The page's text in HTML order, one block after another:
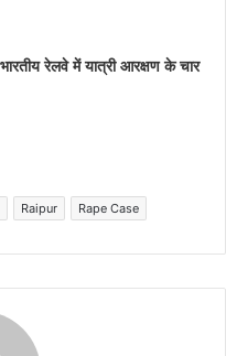
रेलवे में यात्री आरक्षण के चार
Raipur Rape Case